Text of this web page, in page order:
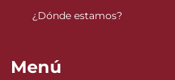
¿Dónde estamos?
Menú